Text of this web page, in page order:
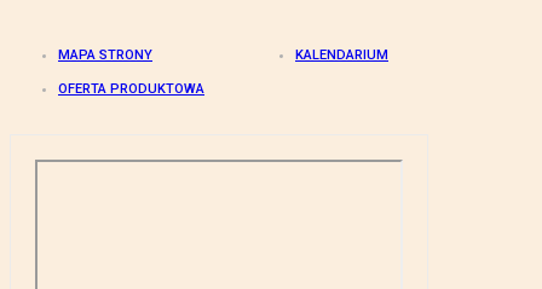
MAPA STRONY KALENDARIUM
OFERTA PRODUKTOWA